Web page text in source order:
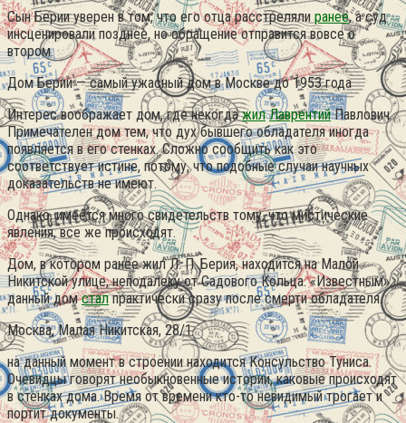
Сын Берии уверен в том, что его отца расстрелялиранее, а суд
инсценировали позднее, но обращение отправится вовсе о
втором.
Дом Берии — самый ужасный дом в Москве до 1953 года
Интерес воображает дом, где некогдажил ЛаврентийПавлович.
Примечателен дом тем, что дух бывшего обладателя иногда
появляется в его стенках. Сложно сообщить как это
соответствует истине, потому, что подобные случаи научных
доказательств не имеют.
Однако, имеется много свидетельств тому, что мистические
явления, все же происходят.
Дом, в котором ранее жил Л. П. Берия, находится на Малой
Никитской улице, неподалеку от Садового Кольца. «Известным»
данный домсталпрактически сразу после смерти обладателя.
Москва, Малая Никитская, 28/1
на данный момент в строении находится Консульство Туниса.
Очевидцы говорят необыкновенные истории, каковые происходят
в стенках дома. Время от времени кто-то невидимый трогает и
портит документы.